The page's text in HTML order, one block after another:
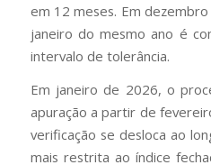
em 12 meses. Em
janeiro do mesmo ano é
intervalo de tolerância.
Em janeiro de 2026, o
apuração a partir de
verificação se desloca ao
mais restrita ao índice